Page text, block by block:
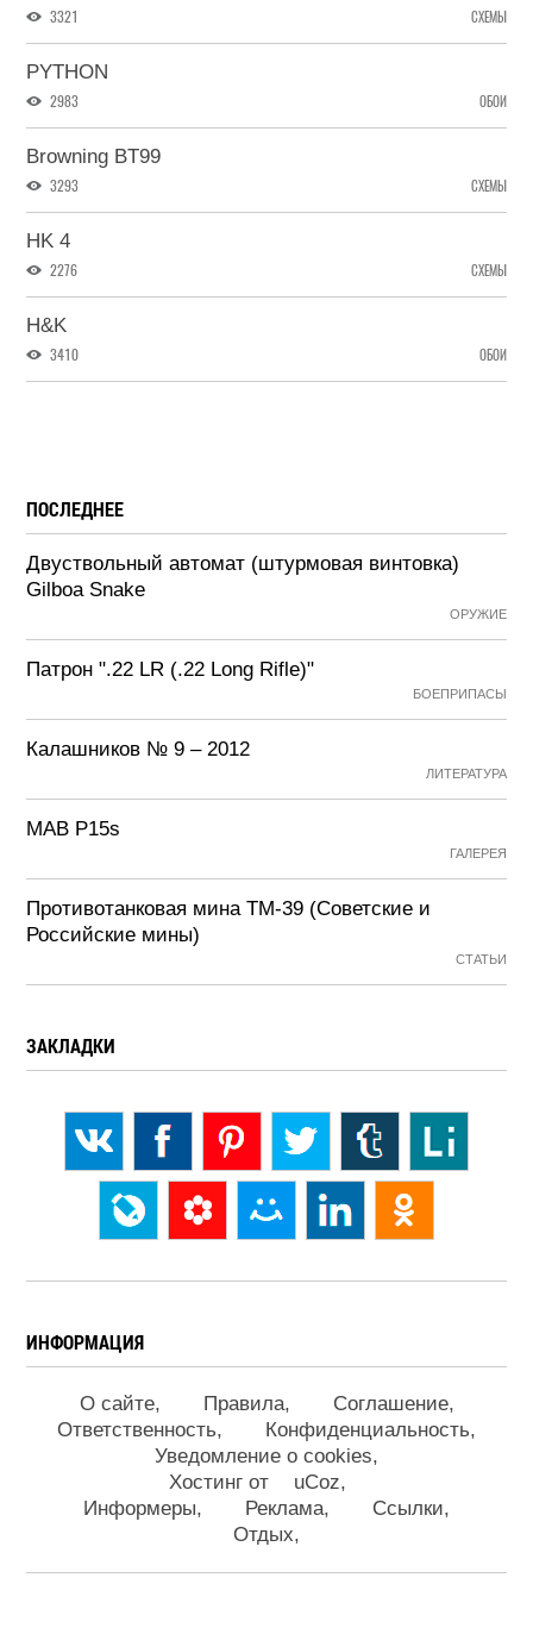
3321 СХЕМЫ
PYTHON
2983 ОБОИ
Browning BT99
3293 СХЕМЫ
HK 4
2276 СХЕМЫ
H&K
3410 ОБОИ
ПОСЛЕДНЕЕ
Двуствольный автомат (штурмовая винтовка)
Gilboa Snake
ОРУЖИЕ
Патрон ".22 LR (.22 Long Rifle)"
БОЕПРИПАСЫ
Калашников № 9 – 2012
ЛИТЕРАТУРА
MAB P15s
ГАЛЕРЕЯ
Противотанковая мина ТМ-39 (Советские и
Российские мины)
СТАТЬИ
ЗАКЛАДКИ
ИНФОРМАЦИЯ
О сайте Правила
Соглашение
Ответственность
Конфиденциальность
Уведомление о cookies
Хостинг от
uCoz
Информеры
Реклама
Ссылки
Отдых